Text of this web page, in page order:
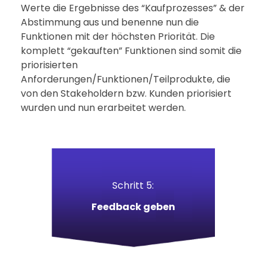
Werte die Ergebnisse des “Kaufprozesses” & der
Abstimmung aus und benenne nun die
Funktionen mit der höchsten Priorität. Die
komplett “gekauften” Funktionen sind somit die
priorisierten
Anforderungen/Funktionen/Teilprodukte, die
von den Stakeholdern bzw. Kunden priorisiert
wurden und nun erarbeitet werden.
Schritt 5:
Feedback geben